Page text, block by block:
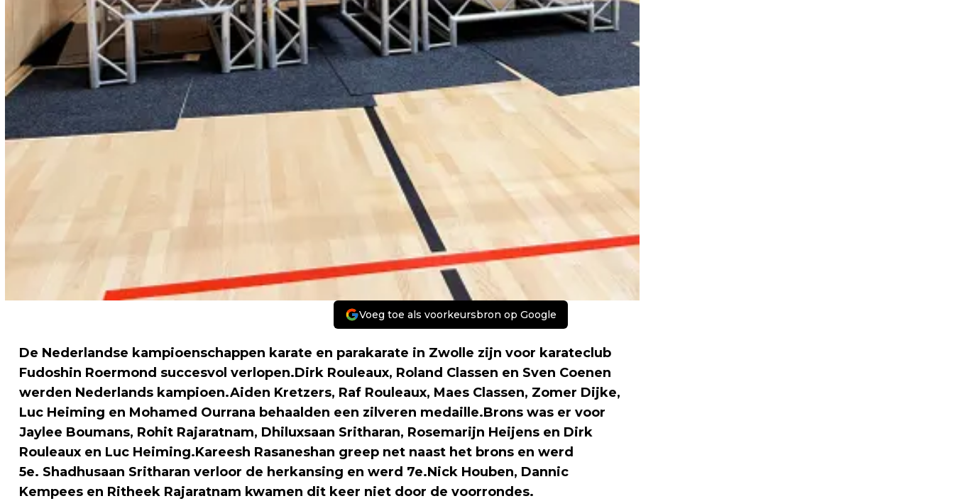
Voeg toe als voorkeursbron op Google
De Nederlandse kampioenschappen karate en parakarate in Zwolle zijn voor karateclub
Fudoshin Roermond succesvol verlopen.Dirk Rouleaux, Roland Classen en Sven Coenen
werden Nederlands kampioen.Aiden Kretzers, Raf Rouleaux, Maes Classen, Zomer Dijke,
Luc Heiming en Mohamed Ourrana behaalden een zilveren medaille.Brons was er voor
Jaylee Boumans, Rohit Rajaratnam, Dhiluxsaan Sritharan, Rosemarijn Heijens en Dirk
Rouleaux en Luc Heiming.Kareesh Rasaneshan greep net naast het brons en werd
5e. Shadhusaan Sritharan verloor de herkansing en werd 7e.Nick Houben, Dannic
Kempees en Ritheek Rajaratnam kwamen dit keer niet door de voorrondes.